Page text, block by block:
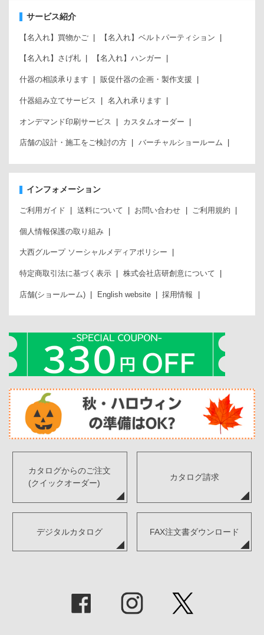
サービス紹介
【名入れ】買物かご 【名入れ】ベルトパーティション
【名入れ】さげ札 【名入れ】ハンガー
什器の相談承ります 販促什器の企画・製作支援
什器組み立てサービス 名入れ承ります
オンデマンド印刷サービス カスタムオーダー
店舗の設計・施工をご検討の方 バーチャルショールーム
インフォメーション
ご利用ガイド 送料について お問い合わせ ご利用規約
個人情報保護の取り組み
大西グループ ソーシャルメディアポリシー
特定商取引法に基づく表示 株式会社店研創意について
店舗(ショールーム) English website 採用情報
カタログからのご注文
(クイックオーダー)
カタログ請求
デジタルカタログ FAX注文書ダウンロード